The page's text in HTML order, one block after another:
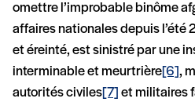
omettre l’improbable binôme
affaires nationales depuis l’été
et éreinté, est sinistré par une
interminable et meurtrière[6],
autorités civiles[7] et militaires